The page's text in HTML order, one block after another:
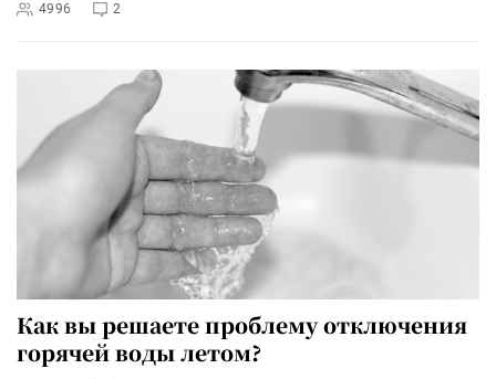
4996 2
Как вы решаете проблему отключения
горячей воды летом?